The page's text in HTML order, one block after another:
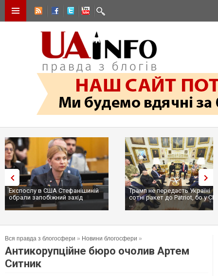
Експослу в США Стефанішиній
обрали запобіжний захід
Трамп не передасть Україні
сотні ракет до Patriot, бо у
...
Вся правда з блогосфери » Новини блогосфери »
Антикорупційне бюро очолив Артем
Ситник